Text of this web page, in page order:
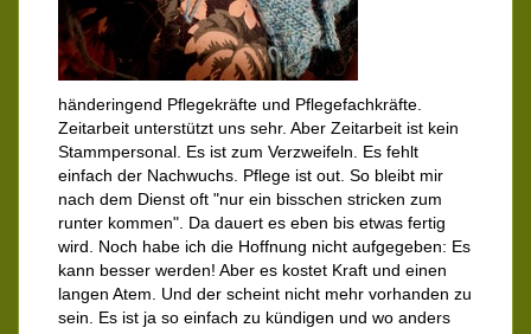
händeringend Pflegekräfte und Pflegefachkräfte.
Zeitarbeit unterstützt uns sehr. Aber Zeitarbeit ist kein
Stammpersonal. Es ist zum Verzweifeln. Es fehlt
einfach der Nachwuchs. Pflege ist out. So bleibt mir
nach dem Dienst oft "nur ein bisschen stricken zum
runter kommen". Da dauert es eben bis etwas fertig
wird. Noch habe ich die Hoffnung nicht aufgegeben: Es
kann besser werden! Aber es kostet Kraft und einen
langen Atem. Und der scheint nicht mehr vorhanden zu
sein. Es ist ja so einfach zu kündigen und wo anders